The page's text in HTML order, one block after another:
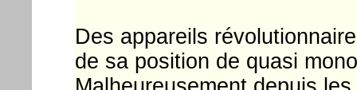
Des appareils
de sa position de quasi